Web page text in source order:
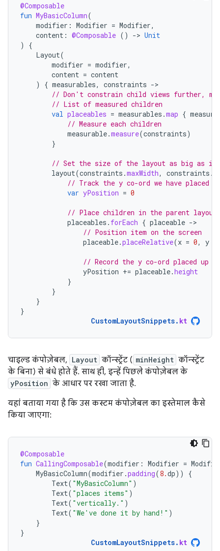
@Composable
fun MyBasicColumn(
modifier : Modifier = Modifier,
content : @Composable () -> Unit
)
{
Layout(
modifier = modifier,
content = content
)
{ measurables, constraints -
// Don't constrain child views further,
// List of measured children
val placeables = measurables .map {
// Measure each children
measurable.measure(constraints)
}
// Set the size of the layout as big as it
layout(constraints .maxWidth, constraints .
// Track the y co-ord we have placed
var yPosition = 0
// Place children in the parent layout
placeables . forEach { placeable -
// Position item on the screen
placeable.placeRelative(x = 0, y
// Record the y co-ord placed up to
yPosition += placeable.height
}
}
}
}
CustomLayoutSnippets. kt
चाइल्ड कंपोज़ेबल, Layout कॉन्स्ट्रेंट ( minHeight कॉन्स्ट्रेंट
के बिना) से बंधे होते हैं. साथ ही, इन्हें पिछले कंपोज़ेबल के
yPosition के आधार पर रखा जाता है.
यहां बताया गया है कि उस कस्टम कंपोज़ेबल का इस्तेमाल कैसे
किया जाएगा:
@Composable
fun CallingComposable(modifier : Modifier =
MyBasicColumn(modifier .padding(8.dp))
{
Text( "MyBasicColumn" )
Text( "places items" )
Text( "vertically." )
Text( "We've done it by hand!" )
}
}
CustomLayoutSnippets. kt